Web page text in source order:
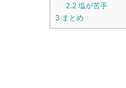
2.2 塩が苦手
3 まとめ